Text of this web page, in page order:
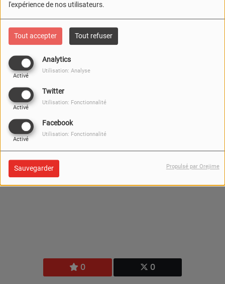
l'expérience de nos utilisateurs.
Tout accepter Tout refuser
Analytics
Activé
Utilisation: Analyse
Twitter
Activé
Utilisation: Fonctionnalité
Facebook
Activé
Utilisation: Fonctionnalité
Sauvegarder Propulsé par Orejime
0 0
"Envie de Nîmes", "l'Art à Nîmes" et
"Cap à Nîmes"